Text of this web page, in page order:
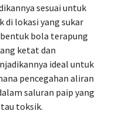
sesuai untuk
di lokasi yang sukar
bola terapung
ketat dan
ideal untuk
pencegahan aliran
saluran paip yang
toksik.